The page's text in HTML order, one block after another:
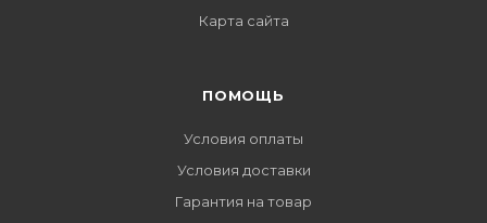
Карта сайта
ПОМОЩЬ
Условия оплаты
Условия доставки
Гарантия на товар